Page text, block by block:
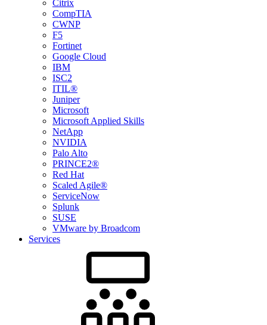
Citrix
CompTIA
CWNP
F5
Fortinet
Google Cloud
IBM
ISC2
ITIL®
Juniper
Microsoft
Microsoft Applied Skills
NetApp
NVIDIA
Palo Alto
PRINCE2®
Red Hat
Scaled Agile®
ServiceNow
Splunk
SUSE
VMware by Broadcom
Services